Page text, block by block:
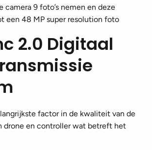
camera 9 foto’s nemen en deze
een 48 MP super resolution foto
2.0 Digitaal
factor in de kwaliteit van de
drone en controller wat betreft het